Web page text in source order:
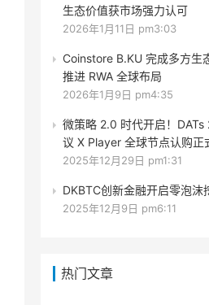
生态价值获市场强力认可
2026年1月11日 pm3:03
Coinstore B.KU 完成多方生
推进 RWA 全球布局
2026年1月9日 pm4:35
微策略 2.0 时代开启！DATs
议 X Player 全球节点认购正
2025年12月29日 pm1:31
DKBTC创新金融开启零泡沫
2025年12月9日 pm6:11
热门文章